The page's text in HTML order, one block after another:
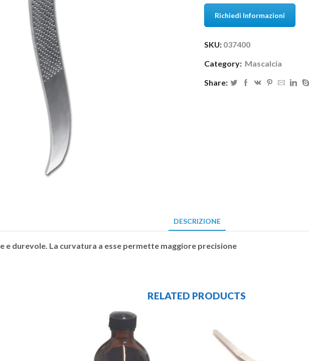
Richiedi Informazioni
SKU: 037400
Category: Mascalcia
Share:
DESCRIZIONE
e durevole. La curvatura a esse permette maggiore precisione
RELATED PRODUCTS